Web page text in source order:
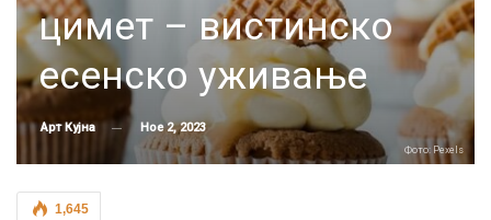
цимет – вистинско
есенско уживање
Арт Кујна Ное 2, 2023
Фото: Pexels
1,645